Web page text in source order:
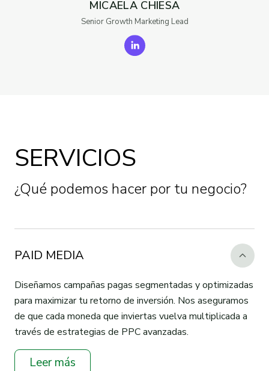
MICAELA CHIESA
Senior Growth Marketing Lead
SERVICIOS
¿Qué podemos hacer por tu negocio?
PAID MEDIA
Diseñamos campañas pagas segmentadas y optimizadas
para maximizar tu retorno de inversión. Nos aseguramos
de que cada moneda que inviertas vuelva multiplicada a
través de estrategias de PPC avanzadas.
Leer más